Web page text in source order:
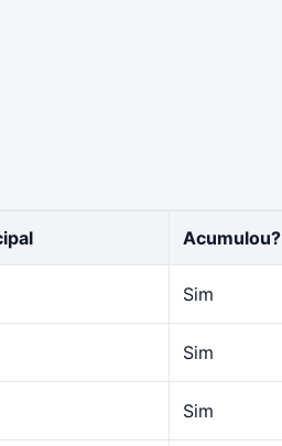
Acumulou?
Sim
Sim
Sim